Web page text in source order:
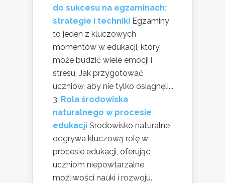
do sukcesu na egzaminach:
strategie i techniki Egzaminy
to jeden z kluczowych
momentów w edukacji, który
może budzić wiele emocji i
stresu. Jak przygotować
uczniów, aby nie tylko osiągnęli...
Rola środowiska
naturalnego w procesie
edukacji Środowisko naturalne
odgrywa kluczową rolę w
procesie edukacji, oferując
uczniom niepowtarzalne
możliwości nauki i rozwoju.